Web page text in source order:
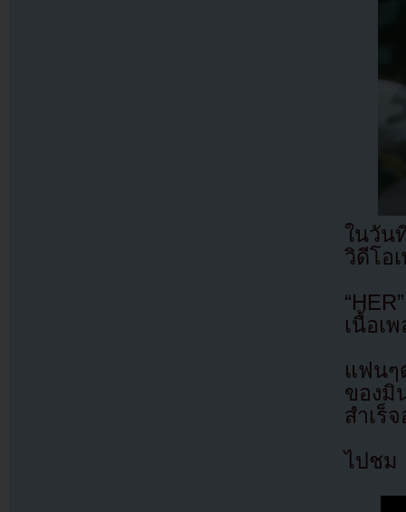
ในวั
วิดีโอ
เนื้อเ
แฟนๆ
ของมิ
สำเร็
ไปชม